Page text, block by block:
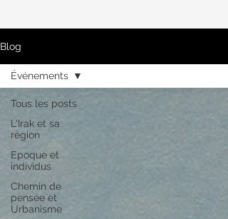
Blog
Tous les posts
L'Irak et sa
région
Epoque et
individus
Chemin de
pensée et
Urbanisme
Événements